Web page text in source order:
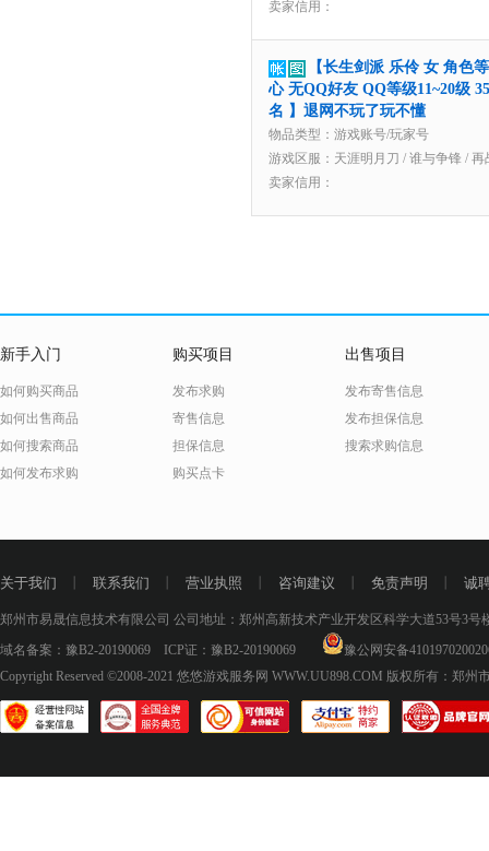
卖家信用：
【长生剑派 乐伶 女 角色
心 无QQ好友 QQ等级11~20级
名 】退网不玩了玩不懂
物品类型：游戏账号/玩家号
游戏区服： 天涯明月刀 / 谁与争锋 / 再
卖家信用：
新手入门
如何购买商品
如何出售商品
如何搜索商品
如何发布求购
购买项目
发布求购
寄售信息
担保信息
购买点卡
出售项目
发布寄售信息
发布担保信息
搜索求购信息
关于我们 联系我们 营业执照 咨询建议 免责声明 诚
郑州市易晟信息技术有限公司 公司地址：郑州高新技术产业开发区科学大道53号3号
域名备案： 豫B2-20190069 ICP证： 豫B2-20190069
豫公网安备
Copyright Reserved ©2008-2021 悠悠游戏服务网 WWW.UU898.COM 版权所有：郑州